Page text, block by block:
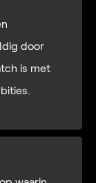
door
is met